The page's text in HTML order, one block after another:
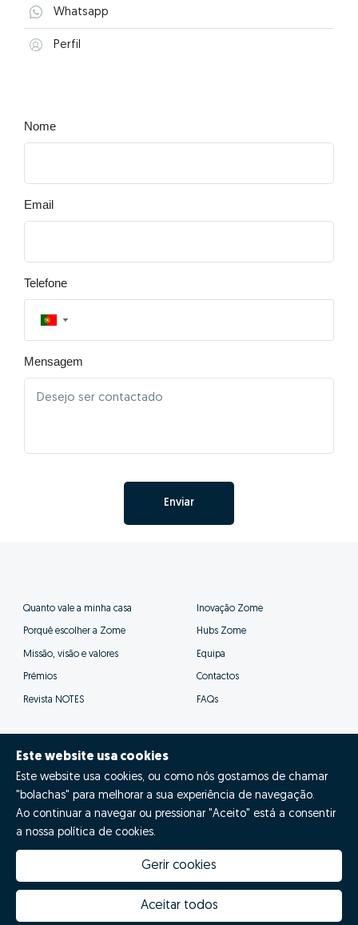
Whatsapp
Perfil
Nome
Email
Telefone
▼
Mensagem
Enviar
Quanto vale a minha casa
Porquê escolher a Zome
Missão, visão e valores
Prémios
Revista NOTES
Inovação Zome
Hubs Zome
Equipa
Contactos
FAQs
Política de Privacidade
Termos e condições
Resolução Alternativa de Litígios
Este website usa cookies
Este website usa cookies, ou como nós gostamos de chamar
"bolachas" para melhorar a sua experiência de navegação.
Ao continuar a navegar ou pressionar "Aceito" está a consentir
a nossa política de cookies.
Gerir cookies
Aceitar todos